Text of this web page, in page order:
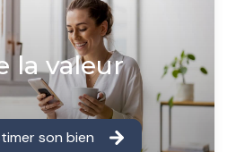
la valeur
son bien